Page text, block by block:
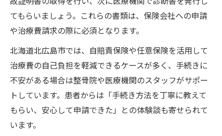
てもらいましょう。これらの書類は、保険会社への申請
や治療費請求の際に必須となります。
北海道北広島市では、自賠責保険や任意保険を活用して
治療費の自己負担を軽減できるケースが多く、手続きに
不安がある場合は整骨院や医療機関のスタッフがサポー
トしています。患者からは「手続き方法を丁寧に教えて
もらい、安心して申請できた」との体験談も寄せられて
います。